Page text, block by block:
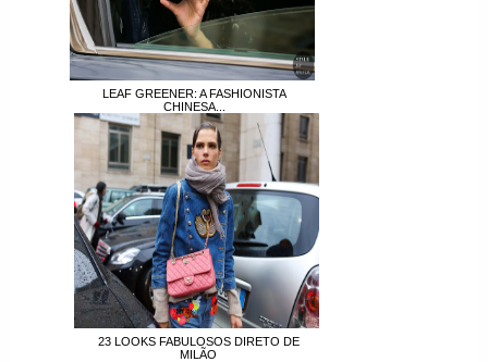
LEAF GREENER: A FASHIONISTA
CHINESA...
23 LOOKS FABULOSOS DIRETO DE
MILÃO